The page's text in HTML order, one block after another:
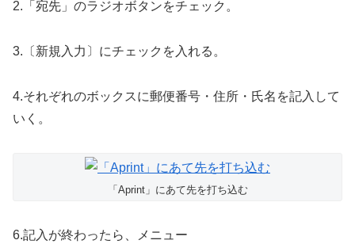
2.「宛先」のラジオボタンをチェック。
3.〔新規入力〕にチェックを入れる。
4.それぞれのボックスに郵便番号・住所・氏名を記入して
いく。
「Aprint」にあて先を打ち込む
6.記入が終わったら、メニュー